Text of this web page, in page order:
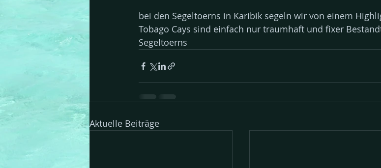
bei den Segeltoerns in Karibik segeln wir von einem
Tobago Cays sind einfach nur traumhaft und fixer
Segeltoerns
Aktuelle Beiträge